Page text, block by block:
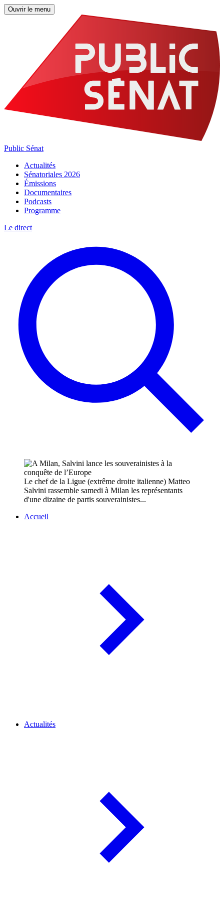
Ouvrir le menu
Public Sénat
Actualités
Sénatoriales 2026
Émissions
Documentaires
Podcasts
Programme
Le direct
Le chef de la Ligue (extrême droite italienne) Matteo
Salvini rassemble samedi à Milan les représentants
d'une dizaine de partis souverainistes...
Accueil
Actualités